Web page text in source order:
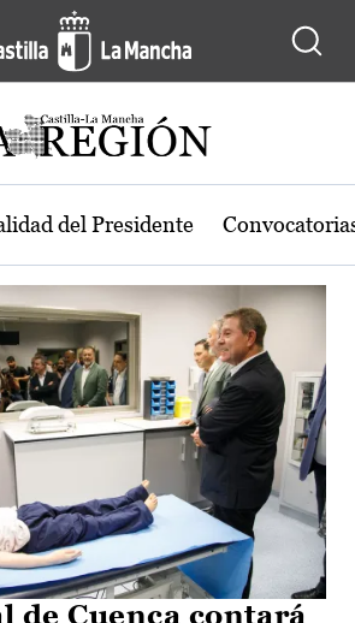
la región de Castilla-
del Presidente
de Cuenca contará